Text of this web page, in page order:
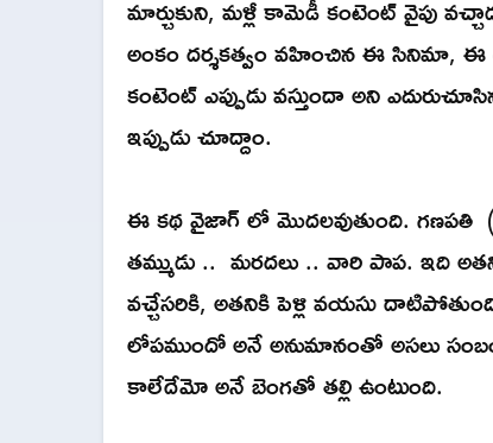
మార్చుకుని, మళ్లీ కామెడీ కంటెంట్ వైపు
అంకం దర్శకత్వం వహించిన ఈ సినిమా, ఈ
కంటెంట్ ఎప్పుడు వస్తుందా అని
ఇప్పుడు చూద్దాం.
ఈ కథ వైజాగ్ లో మొదలవుతుంది. గణపతి
తమ్ముడు .. మరదలు .. వారి పాప. ఇది అతని
వచ్చేసరికి, అతనికి పెళ్లి వయసు
లోపముందో అనే అనుమానంతో అసలు
కాలేదేమో అనే బెంగతో తల్లి ఉంటుంది.